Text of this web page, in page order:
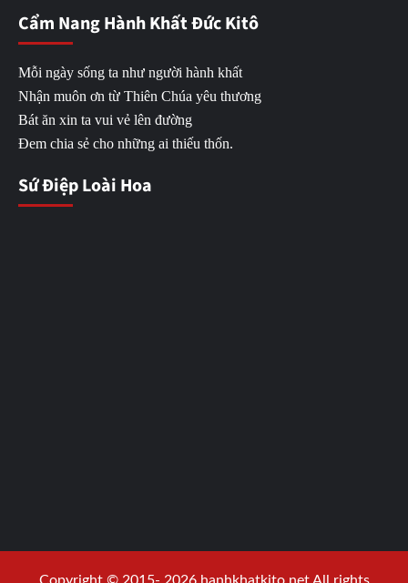
Cẩm Nang Hành Khất Đức Kitô
Mỗi ngày sống ta như người hành khất
Nhận muôn ơn từ Thiên Chúa yêu thương
Bát ăn xin ta vui vẻ lên đường
Đem chia sẻ cho những ai thiếu thốn.
Sứ Điệp Loài Hoa
Copyright © 2015- 2026 hanhkhatkito.net All rights